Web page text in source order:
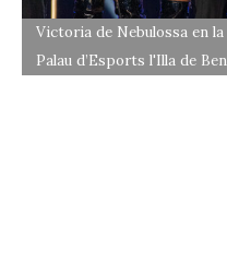
Victoria de Nebulossa en
Palau d’Esports l'Illa de